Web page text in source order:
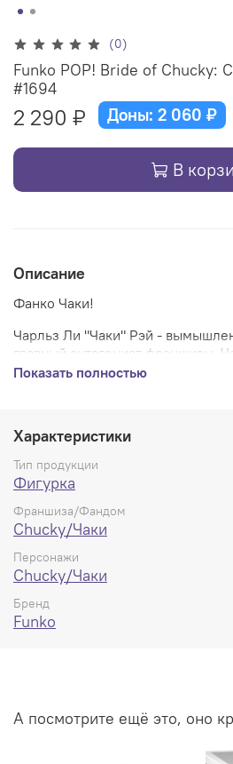
(0)
Funko POP! Bride of Chucky:
#1694
2 290 ₽ Доны: 2 060 ₽
В
Описание
Фанко Чаки!
Чарльз Ли "Чаки" Рэй -
главный антагонист франшизы.
злобный серийный убийца,
.
Показать полностью
Характеристики
Тип продукции
Фигурка
Франшиза/Фандом
Chucky/Чаки
Персонажи
Chucky/Чаки
Бренд
Funko
А посмотрите ещё это, оно